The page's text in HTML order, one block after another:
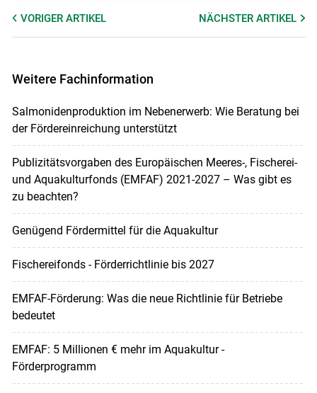
VORIGER ARTIKEL NÄCHSTERARTIKEL
Weitere Fachinformation
Salmonidenproduktion im Nebenerwerb: Wie Beratung bei
der Fördereinreichung unterstützt
Publizitätsvorgaben des Europäischen Meeres-, Fischerei-
und Aquakulturfonds (EMFAF) 2021-2027 – Was gibt es
zu beachten?
Genügend Fördermittel für die Aquakultur
Fischereifonds - Förderrichtlinie bis 2027
EMFAF-Förderung: Was die neue Richtlinie für Betriebe
bedeutet
EMFAF: 5 Millionen € mehr im Aquakultur -
Förderprogramm